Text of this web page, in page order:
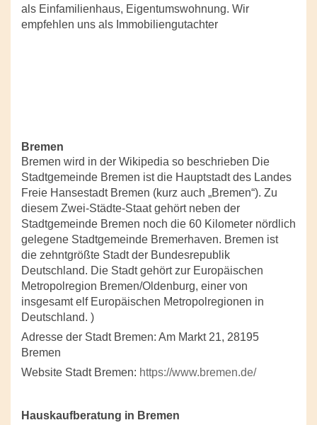
als Einfamilienhaus, Eigentumswohnung. Wir
empfehlen uns als Immobiliengutachter
Bremen
Bremen wird in der Wikipedia so beschrieben Die
Stadtgemeinde Bremen ist die Hauptstadt des Landes
Freie Hansestadt Bremen (kurz auch „Bremen“). Zu
diesem Zwei-Städte-Staat gehört neben der
Stadtgemeinde Bremen noch die 60 Kilometer nördlich
gelegene Stadtgemeinde Bremerhaven. Bremen ist
die zehntgrößte Stadt der Bundesrepublik
Deutschland. Die Stadt gehört zur Europäischen
Metropolregion Bremen/Oldenburg, einer von
insgesamt elf Europäischen Metropolregionen in
Deutschland. )
Adresse der Stadt Bremen: Am Markt 21, 28195
Bremen
Website Stadt Bremen: https://www.bremen.de/
Hauskaufberatung in Bremen